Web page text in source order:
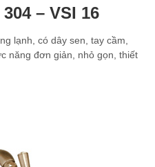
– VSI 16
lạnh, có dây sen, tay cầm,
năng đơn giản, nhỏ gọn, thiết